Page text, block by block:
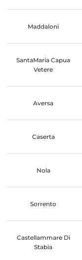
Maddaloni
SantaMaria Capua
Vetere
Aversa
Caserta
Nola
Sorrento
Castellammare Di
Stabia